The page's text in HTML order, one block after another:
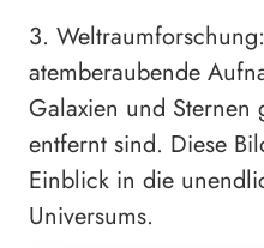
3.
atemberaubende
Galaxien und Sternen
entfernt sind. Diese
Einblick in die
Universums.